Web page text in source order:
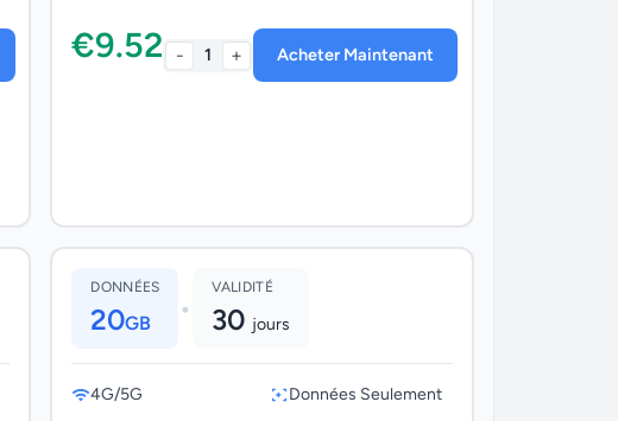
€9.52 - 1 + Acheter Maintenant
DONNÉES
20GB •
VALIDITÉ
30 jours
4G/5G
Données Seulement